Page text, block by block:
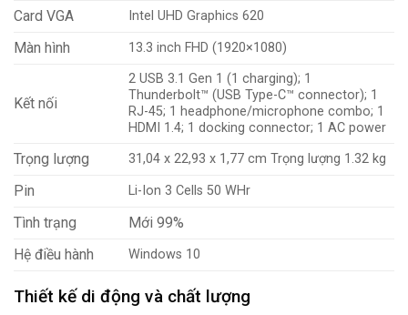
Card VGA Intel UHD Graphics 620
Màn hình 13.3 inch FHD (1920×1080)
Kết nối
2 USB 3.1 Gen 1 (1 charging); 1
Thunderbolt™ (USB Type-C™ connector); 1
RJ-45; 1 headphone/microphone combo; 1
HDMI 1.4; 1 docking connector; 1 AC power
Trọng lượng 31,04 x 22,93 x 1,77 cm Trọng lượng 1.32 kg
Pin Li-Ion 3 Cells 50 WHr
Tình trạng
Mới 99%
Hệ điều hành
Windows 10
Thiết kế di động và chất lượng